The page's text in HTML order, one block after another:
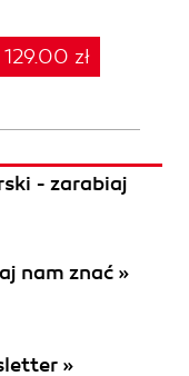
129.00 zł
- zarabiaj
nam znać »
»